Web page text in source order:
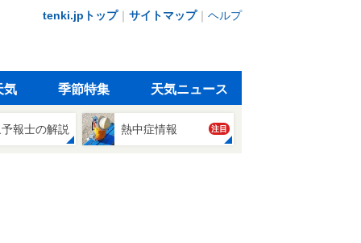
tenki.jpトップ｜ サイトマップ｜ ヘルプ
気 季節特集 天気ニュース
報士の解説 熱中症情報 注目